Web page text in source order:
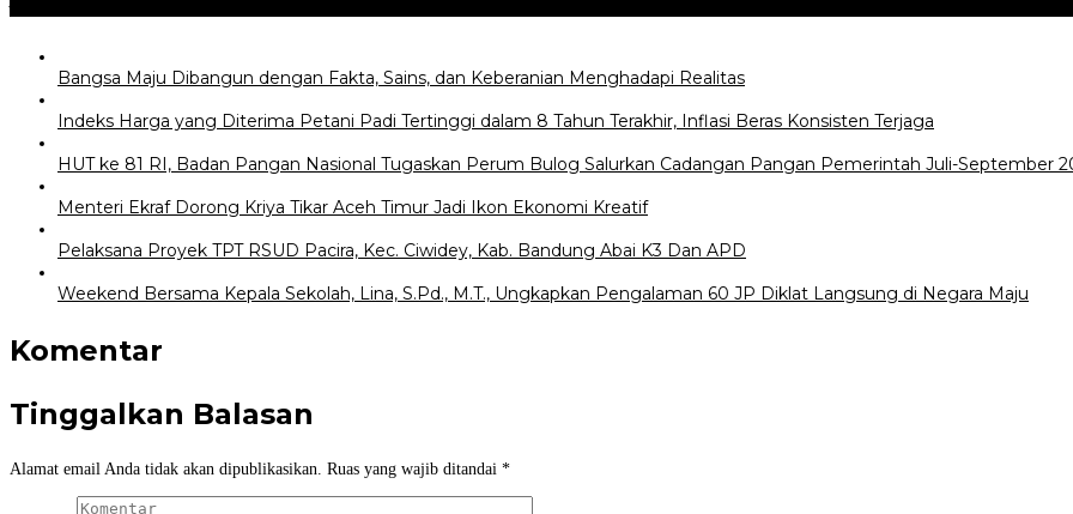
Bangsa Maju Dibangun dengan Fakta, Sains, dan Keberanian Menghadapi Realitas
Indeks Harga yang Diterima Petani Padi Tertinggi dalam 8 Tahun Terakhir, Inflasi Beras Konsisten Terjaga
HUT ke 81 RI, Badan Pangan Nasional Tugaskan Perum Bulog Salurkan Cadangan Pangan Pemerintah Juli-September
Menteri Ekraf Dorong Kriya Tikar Aceh Timur Jadi Ikon Ekonomi Kreatif
Pelaksana Proyek TPT RSUD Pacira, Kec. Ciwidey, Kab. Bandung Abai K3 Dan APD
Weekend Bersama Kepala Sekolah, Lina, S.Pd., M.T., Ungkapkan Pengalaman 60 JP Diklat Langsung di Negara Maju
Komentar
Tinggalkan Balasan
Alamat email Anda tidak akan dipublikasikan. Ruas yang wajib ditandai *